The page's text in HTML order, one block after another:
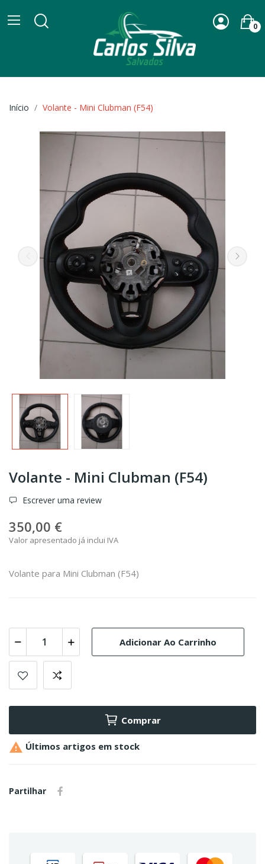
0
Início Volante - Mini Clubman (F54)
Volante - Mini Clubman (F54)
Escrever uma review
350,00 €
Valor apresentado já inclui IVA
Volante para Mini Clubman (F54)
Adicionar Ao Carrinho
Comprar
 Últimos artigos em stock
Partilhar